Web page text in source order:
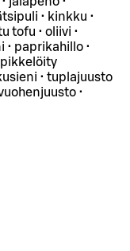
• kinkku •
tofu • oliivi •
• paprikahillo •
pikkelöity
• tuplajuusto
•